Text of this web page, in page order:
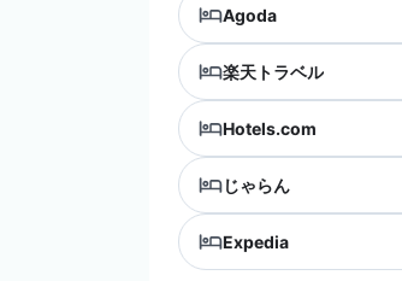
Agoda
楽天トラベル
Hotels.com
じゃらん
Expedia